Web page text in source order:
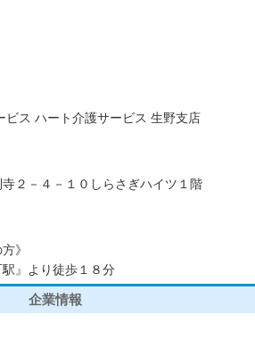
ビス ハート介護サービス 生野支店
２－４－１０しらさぎハイツ１階
》
駅』より徒歩１８分
企業情報